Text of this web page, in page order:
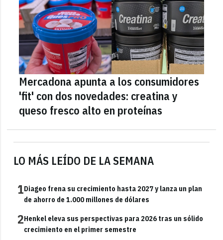
LO MÁS LEÍDO DE LA SEMANA
1Diageo frena su crecimiento hasta 2027 y lanza un plan
de ahorro de 1.000 millones de dólares
2Henkel eleva sus perspectivas para 2026 tras un sólido
crecimiento en el primer semestre
Mercadona apunta a los consumidores
'fit' con dos novedades: creatina y
queso fresco alto en proteínas